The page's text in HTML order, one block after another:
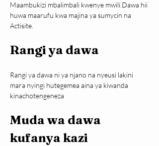
Maambukizi mbalimbali kwenye mwili.Dawa hii
huwa maarufu kwa majina ya sumycin na
Actisite.
Rangi ya dawa
Rangi ya dawa ni ya njano na nyeusi lakini
mara nyingi hutegemea aina ya kiwanda
kinachotengeneza
Muda wa dawa
kufanya kazi